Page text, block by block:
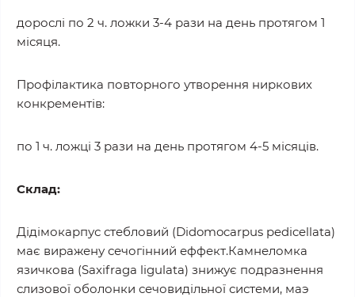
дорослі по 2 ч. ложки 3-4 рази на день протягом 1
місяця.
Профілактика повторного утворення ниркових
конкрементів:
по 1 ч. ложці 3 рази на день протягом 4-5 місяців.
Склад:
Дідімокарпус стебловий (Didomocarpus pedicellata)
має виражену сечогінний еффект.Камнеломка
язичкова (Saxifraga ligulatа) знижує подразнення
слизової оболонки сечовидільної системи, маэ